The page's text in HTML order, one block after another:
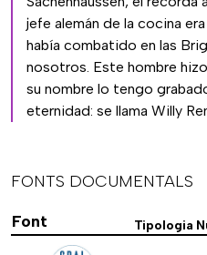
jefe alemán de la cocina
había combatido en las
nosotros. Este hombre
su nombre lo tengo
eternidad: se llama Willy
FONTS DOCUMENTALS
Font
Tipologia